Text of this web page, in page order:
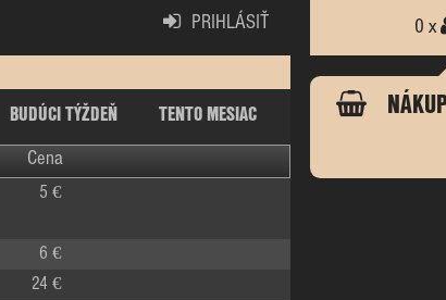
PRIHLÁSIŤ
BUDÚCI TÝŽDEŇ
TENTO MESIAC
Cena
0 x
5 €
6 €
24 €